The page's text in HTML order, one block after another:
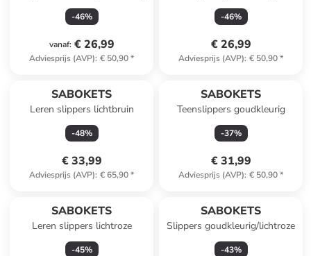
-46%
vanaf: € 26,99
Adviesprijs (AVP): € 50,90*
-46%
€ 26,99
Adviesprijs (AVP): € 50,90*
SABOKETS
Leren slippers lichtbruin
-48%
€ 33,99
Adviesprijs (AVP): € 65,90*
SABOKETS
Teenslippers goudkleurig
-37%
€ 31,99
Adviesprijs (AVP): € 50,90*
SABOKETS
Leren slippers lichtroze
-45%
SABOKETS
Slippers goudkleurig/lichtroze
-43%